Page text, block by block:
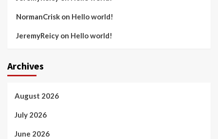
NormanCrisk on Hello world!
JeremyReicy on Hello world!
Archives
August 2026
July 2026
June 2026